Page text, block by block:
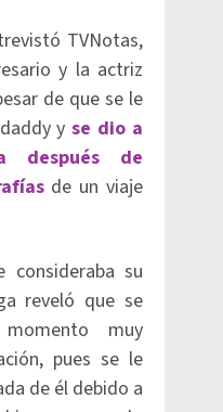
TVNotas,
y la actriz
de que se le
yse dio a
después de
de un viaje
su
reveló que se
muy
pues se le
de él debido a